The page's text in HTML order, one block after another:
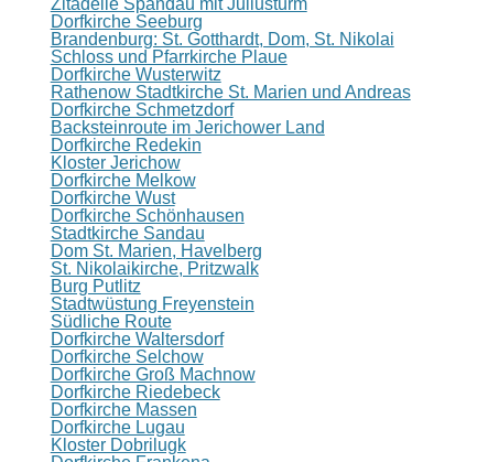
Zitadelle Spandau mit Juliusturm
Dorfkirche Seeburg
Brandenburg: St. Gotthardt, Dom, St. Nikolai
Schloss und Pfarrkirche Plaue
Dorfkirche Wusterwitz
Rathenow Stadtkirche St. Marien und Andreas
Dorfkirche Schmetzdorf
Backsteinroute im Jerichower Land
Dorfkirche Redekin
Kloster Jerichow
Dorfkirche Melkow
Dorfkirche Wust
Dorfkirche Schönhausen
Stadtkirche Sandau
Dom St. Marien, Havelberg
St. Nikolaikirche, Pritzwalk
Burg Putlitz
Stadtwüstung Freyenstein
Südliche Route
Dorfkirche Waltersdorf
Dorfkirche Selchow
Dorfkirche Groß Machnow
Dorfkirche Riedebeck
Dorfkirche Massen
Dorfkirche Lugau
Kloster Dobrilugk